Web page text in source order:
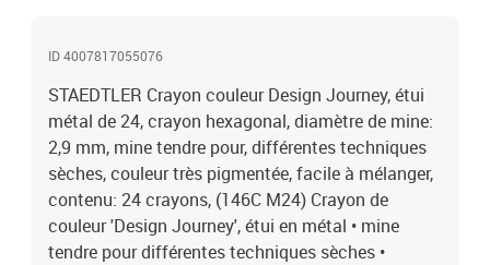
ID 4007817055076
STAEDTLER Crayon couleur Design Journey, étui
métal de 24, crayon hexagonal, diamètre de mine:
2,9 mm, mine tendre pour, différentes techniques
sèches, couleur très pigmentée, facile à mélanger,
contenu: 24 crayons, (146C M24) Crayon de
couleur 'Design Journey', étui en métal • mine
tendre pour différentes techniques sèches •